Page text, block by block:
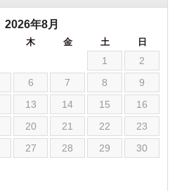
2026年8月
木 金 土 日
1
2
6 7 8
9
13 14 15
16
20 21 22
23
27 28 29
30